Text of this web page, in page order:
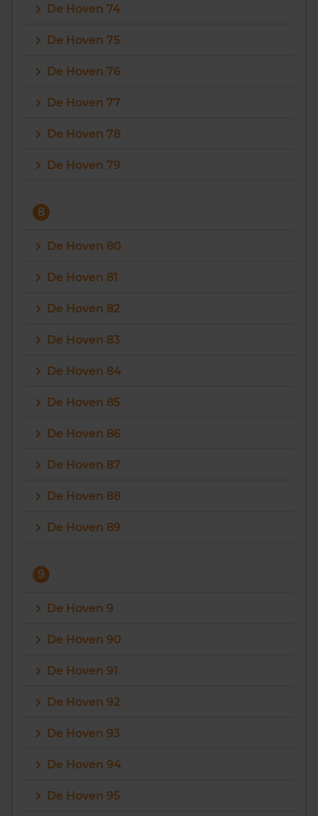
De Hoven 74
De Hoven 75
De Hoven 76
De Hoven 77
De Hoven 78
De Hoven 79
8
De Hoven 80
De Hoven 81
De Hoven 82
De Hoven 83
De Hoven 84
De Hoven 85
De Hoven 86
De Hoven 87
De Hoven 88
De Hoven 89
9
De Hoven 9
De Hoven 90
De Hoven 91
De Hoven 92
De Hoven 93
De Hoven 94
De Hoven 95